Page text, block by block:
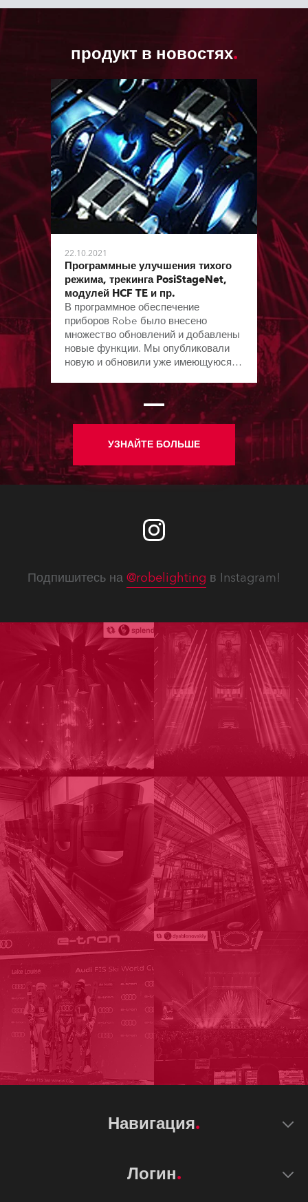
продукт в новостях
22.10.2021
Программные улучшения тихого
режима, трекинга PosiStageNet,
модулей HCF TE и пр.
В программное обеспечение
приборов Robe было внесено
множество обновлений и добавлены
новые функции. Мы опубликовали
новую и обновили уже имеющуюся
пользователя, технические
бюллетени и сертификационные
документы.
УЗНАЙТЕ БОЛЬШЕ
Подпишитесь на @robelighting в Instagram!
Навигация
Логин